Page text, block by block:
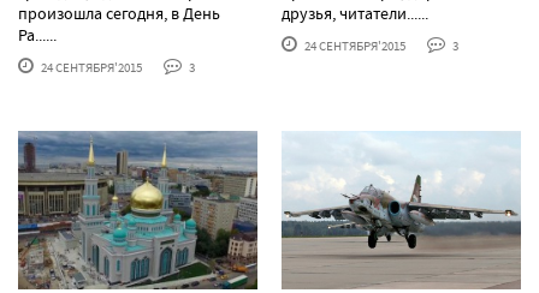
произошла сегодня, в День
Ра......
24 СЕНТЯБРЯ'2015 3
друзья, читатели......
24 СЕНТЯБРЯ'2015 3